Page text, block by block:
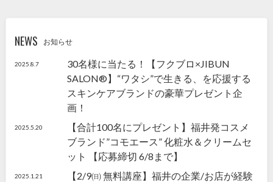
NEWS お知らせ
2025.8.7
30名様に当たる！【フクブロ×JIBUN
SALON®】“ワタシ”で生きる、を応援する
スキンケアブランドの豪華プレゼント企
画！
2025.5.20
【合計100名にプレゼント】福井発コスメ
ブランド”コモエース” 化粧水＆クリームセ
ット 【応募締切 6/8まで】
2025.1.21
【2/9㈰ 無料講座】福井の企業/お店が経験